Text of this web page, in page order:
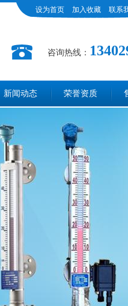
设为首页 加入收藏 联系
咨询热线：
新闻动态 荣誉资质